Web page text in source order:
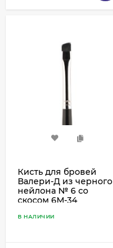
Кисть для бровей
Валери-Д из черного
нейлона № 6 со
скосом 6М-34
В НАЛИЧИИ